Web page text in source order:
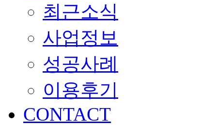
최근소식
사업정보
성공사례
이용후기
CONTACT